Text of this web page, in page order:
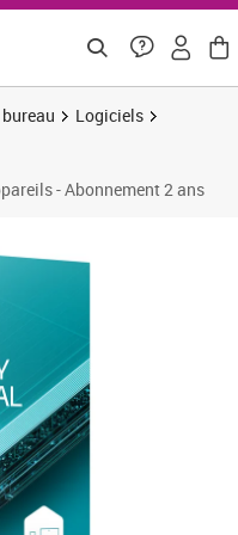
Logiciels
- Abonnement 2 ans